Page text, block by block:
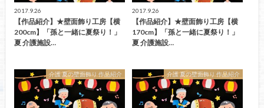
2017.9.26
【作品紹介】★壁面飾り工房【横
200cm】「孫と一緒に夏祭り！」
夏 介護施設…
2017.9.26
【作品紹介】★壁面飾り工房【横
170cm】「孫と一緒に夏祭り！」
夏 介護施設…
介護 夏の壁面飾り 作品紹介 介護 夏の壁面飾り 作品紹介